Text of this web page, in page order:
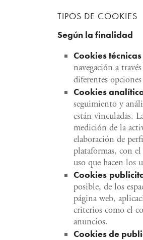
TIPOS DE COOKIES
Según la finalidad
Cookies
navegación a
diferentes
Cookies
seguimiento y
están vinculadas.
medición de la
elaboración de
plataformas, con
uso que hacen los
Cookies
posible, de los
página web,
criterios como el
anuncios.
Cookiesde